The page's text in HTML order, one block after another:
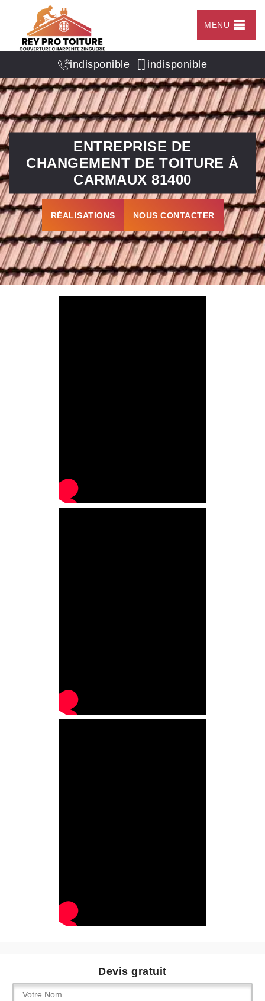
MENU
indisponible indisponible
ENTREPRISE DE
CHANGEMENT DE TOITURE À
CARMAUX 81400
RÉALISATIONS NOUS CONTACTER
Devis gratuit